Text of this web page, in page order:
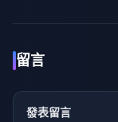
留言
發表留言